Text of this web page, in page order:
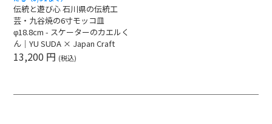
伝統と遊び心 石川県の伝統工
芸・九谷焼の6寸モッコ皿
φ18.8cm - スケーターのカエルく
ん｜YU SUDA × Japan Craft
13,200 円 (税込)